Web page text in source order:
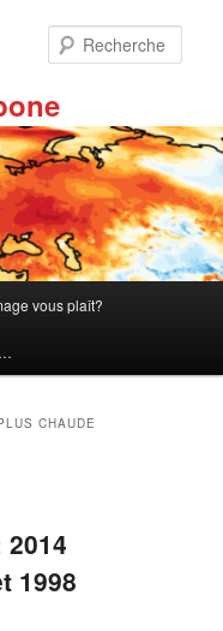
vous plaît?
CHAUDE
1998